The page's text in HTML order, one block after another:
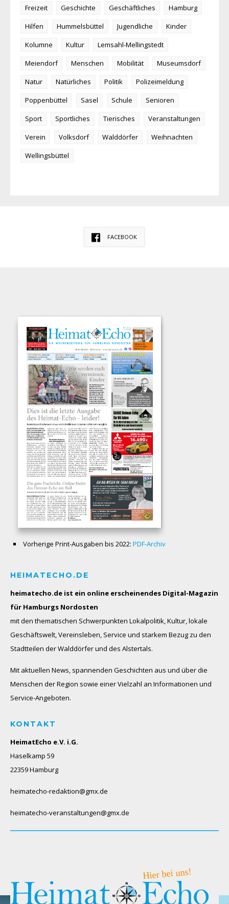
Freizeit
Geschichte Geschäftliches
Hamburg
Hilfen
Hummelsbüttel Jugendliche
Kinder
Kolumne
Kultur
Lemsahl-Mellingstedt
Meiendorf
Menschen Mobilität
Museumsdorf
Natur
Natürliches Politik
Polizeimeldung
Poppenbüttel
Sasel Schule
Senioren
Sport
Sportliches Tierisches
Veranstaltungen
Verein
Volksdorf Walddörfer
Weihnachten
Wellingsbüttel
FACEBOOK
Vorherige Print-Ausgaben bis 2022: PDF-Archiv
HEIMATECHO.DE
heimatecho.de ist ein online erscheinendes Digital-Magazin
für Hamburgs Nordosten
mit den thematischen Schwerpunkten Lokalpolitik, Kultur, lokale
Geschäftswelt, Vereinsleben, Service und starkem Bezug zu den
Stadtteilen der Walddörfer und des Alstertals.
Mit aktuellen News, spannenden Geschichten aus und über die
Menschen der Region sowie einer Vielzahl an Informationen und
Service-Angeboten.
KONTAKT
HeimatEcho e.V. i.G.
Haselkamp 59
22359 Hamburg
heimatecho-redaktion@gmx.de
heimatecho-veranstaltungen@gmx.de